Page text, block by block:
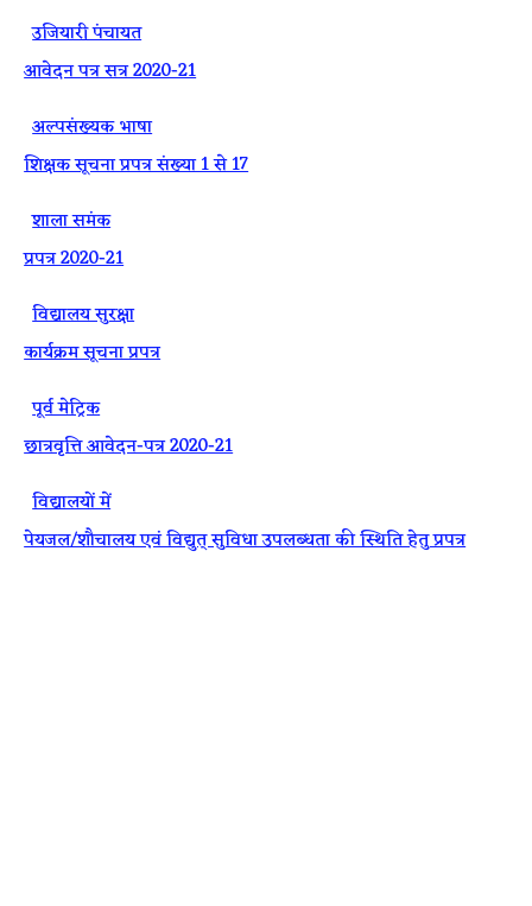
उजियारी पंचायत
आवेदन पत्र सत्र 2020-21
अल्पसंख्यक भाषा
शिक्षक सूचना प्रपत्र संख्या 1 से 17
शाला समंक
प्रपत्र 2020-21
विद्यालय सुरक्षा
कार्यक्रम सूचना प्रपत्र
पूर्व मेट्रिक
छात्रवृत्ति आवेदन-पत्र 2020-21
विद्यालयों में
पेयजल/शौचालय एवं विद्युत् सुविधा उपलब्धता की स्थिति हेतु प्रपत्र